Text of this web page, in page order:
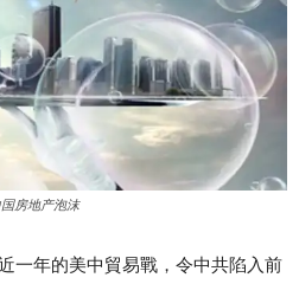
国房地产泡沫
一年的美中貿易戰，令中共陷入前